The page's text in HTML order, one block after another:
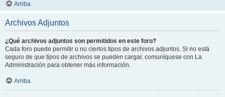
Arriba
Archivos Adjuntos
¿Qué archivos adjuntos son permitidos en este foro?
Cada foro puede permitir o no ciertos tipos de archivos adjuntos. Si no está
seguro de que tipos de archivos se pueden cargar, comuníquese con La
Administración para obtener más información.
Arriba